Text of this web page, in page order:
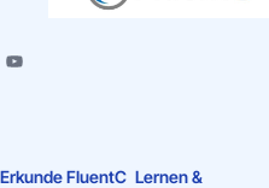
Erkunde FluentC Lernen &